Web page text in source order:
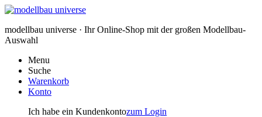
modellbau universe · Ihr Online-Shop mit der großen Modellbau-
Auswahl
Menu
Suche
Warenkorb
Konto
Ich habe ein Kundenkontozum Login